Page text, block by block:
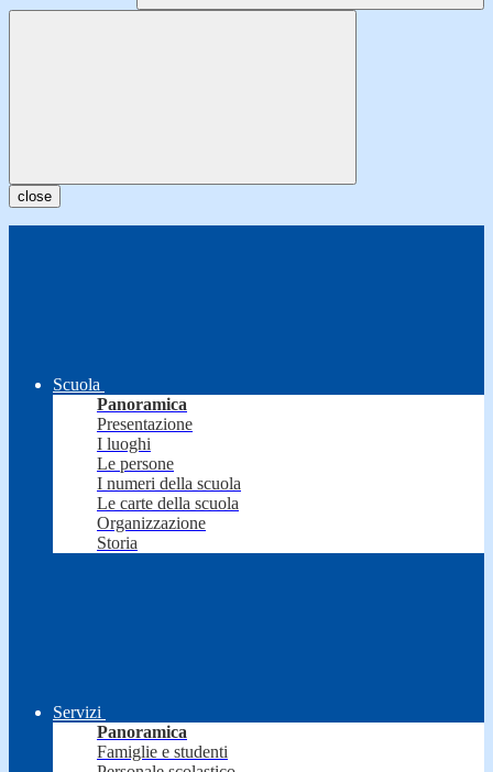
close
Scuola
Panoramica
Presentazione
I luoghi
Le persone
I numeri della scuola
Le carte della scuola
Organizzazione
Storia
Servizi
Panoramica
Famiglie e studenti